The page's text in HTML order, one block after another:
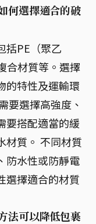
何選擇適合的破
括PE（聚乙
合材質等。選擇
的特性及運輸環
要選擇高強度、
要搭配適當的緩
材質。 不同材質
防水性或防靜電
選擇適合的材質
法可以降低包裹